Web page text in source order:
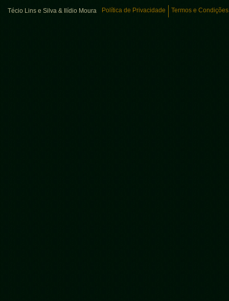
Técio Lins e Silva & Ilídio Moura Política de Privacidade Termos e